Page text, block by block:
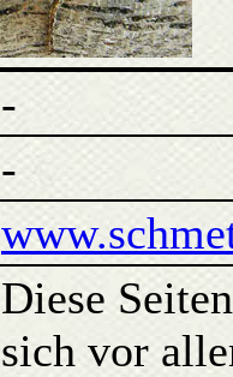
-
-
Diese
sich vor